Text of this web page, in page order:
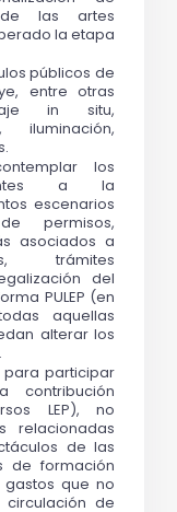
de las artes
la etapa
públicos de
entre otras
in situ,
iluminación,
los
a la
escenarios
permisos,
asociados a
trámites
del
PULEP (en
aquellas
alterar los
para participar
LEP), no
relacionadas
de las
de formación
que no
de